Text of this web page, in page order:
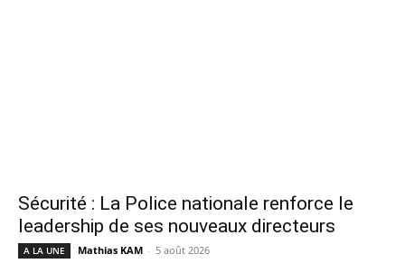
Sécurité : La Police nationale renforce le
leadership de ses nouveaux directeurs
A LA UNE Mathias KAM - 5 août 2026